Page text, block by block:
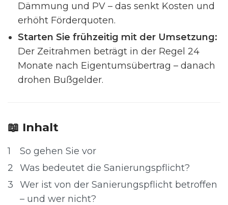
Dämmung und PV – das senkt Kosten und
erhöht Förderquoten.
Starten Sie frühzeitig mit der Umsetzung:
Der Zeitrahmen beträgt in der Regel 24
Monate nach Eigentumsübertrag – danach
drohen Bußgelder.
📖 Inhalt
1
So gehen Sie vor
2
Was bedeutet die Sanierungspflicht?
3
Wer ist von der Sanierungspflicht betroffen
– und wer nicht?